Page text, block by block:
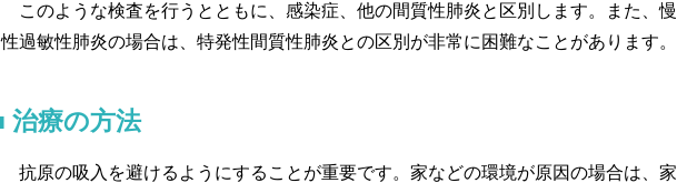
このような検査を行うとともに、感染症、他の間質性肺炎と区別します。また、慢
性過敏性肺炎の場合は、特発性間質性肺炎との区別が非常に困難なことがあります。
治療の方法
抗原の吸入を避けるようにすることが重要です。家などの環境が原因の場合は、家